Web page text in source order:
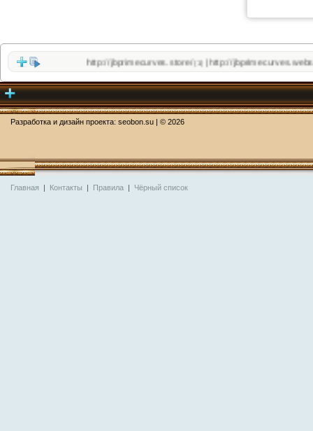
http://jbprimecurves.store/(1)| http://jbprimecurves.website/
Разработка и дизайн проекта: seobon.su | © 2026
Главная | Контакты | Правила | Чёрный список